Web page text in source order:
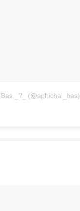
(@aphichai_bas)